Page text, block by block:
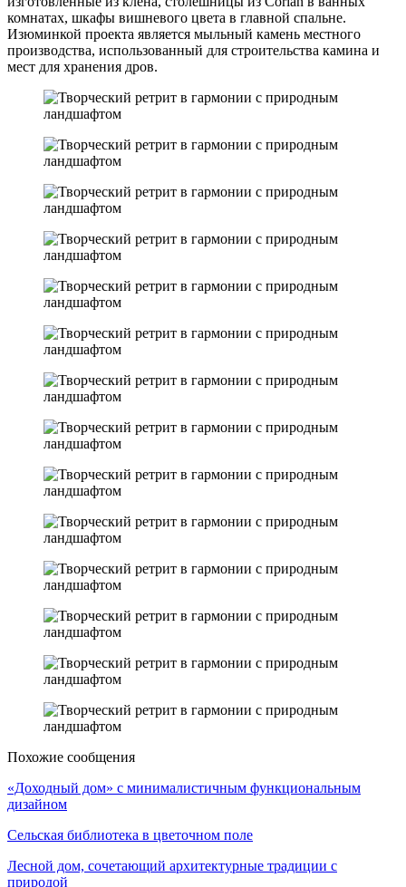
комнатах, шкафы вишневого цвета в главной спальне.
Изюминкой проекта является мыльный камень местного
производства, использованный для строительства камина и
мест для хранения дров.
Похожие сообщения
«Доходный дом» с минималистичным функциональным
дизайном
Сельская библиотека в цветочном поле
Лесной дом, сочетающий архитектурные традиции с
природой